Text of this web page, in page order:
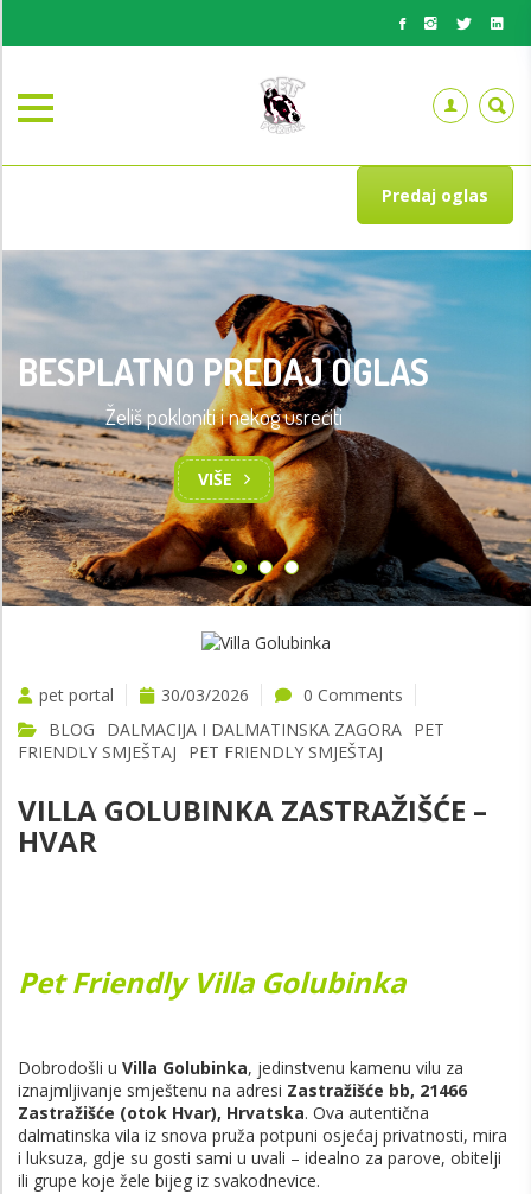
Predaj oglas
BESPLATNO PREDAJ OGLAS
Želiš pokloniti i nekog usrećiti
VIŠE
TRENING OSNOVA POSLUŠNOSTI
PASA
VIŠE
pet portal 30/03/2026
0 Comments
BLOG
DALMACIJA I DALMATINSKA ZAGORA PET
FRIENDLY SMJEŠTAJ
PET FRIENDLY SMJEŠTAJ
VILLA GOLUBINKA ZASTRAŽIŠĆE –
HVAR
Pet Friendly Villa Golubinka
Dobrodošli u Villa Golubinka, jedinstvenu kamenu vilu za
iznajmljivanje smještenu na adresi Zastražišće bb, 21466
Zastražišće (otok Hvar), Hrvatska. Ova autentična
dalmatinska vila iz snova pruža potpuni osjećaj privatnosti, mira
i luksuza, gdje su gosti sami u uvali – idealno za parove, obitelji
ili grupe koje žele bijeg iz svakodnevice.